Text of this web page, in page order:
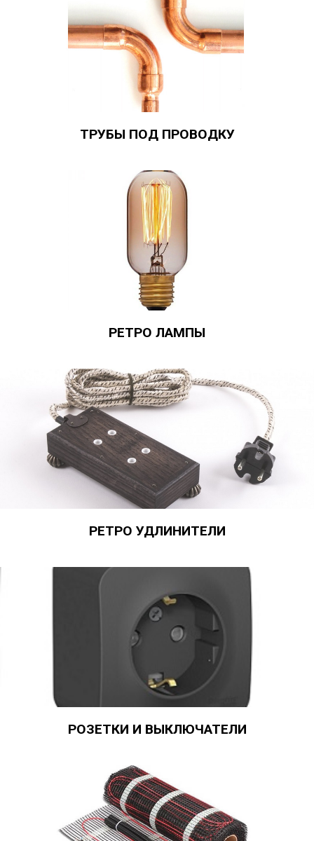
ТРУБЫ ПОД ПРОВОДКУ
РЕТРО ЛАМПЫ
РЕТРО УДЛИНИТЕЛИ
РОЗЕТКИ И ВЫКЛЮЧАТЕЛИ